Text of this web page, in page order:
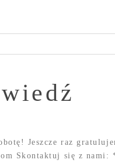
Jeszcze raz
Skontaktuj się z nami: